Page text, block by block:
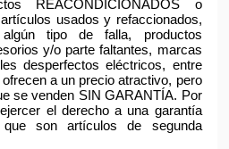
REACONDICIONADOS o
usados y refaccionados,
tipo de falla, productos
y/o parte faltantes, marcas
desperfectos eléctricos, entre
a un precio atractivo, pero
se venden SIN GARANTÍA. Por
el derecho a una garantía
son artículos de segunda